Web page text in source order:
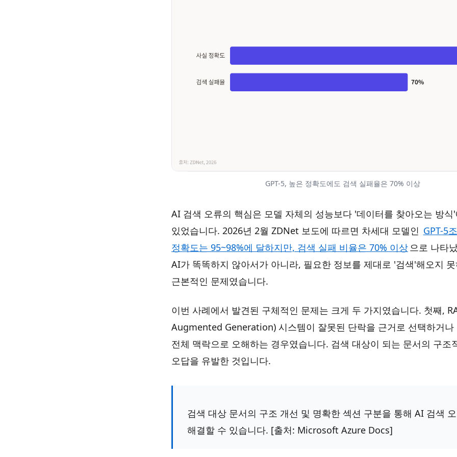
GPT-5, 높은 정확도에도 검색 실패율은 70% 이상
AI 검색 오류의 핵심은 모델 자체의 성능보다 '데이터를 찾아오는 방식
있었습니다. 2026년 2월 ZDNet 보도에 따르면 차세대 모델인 GPT-5
정확도는 95~98%에 달하지만, 검색 실패 비율은 70% 이상으로 나타
AI가 똑똑하지 않아서가 아니라, 필요한 정보를 제대로 '검색'해오지
근본적인 문제였습니다.
이번 사례에서 발견된 구체적인 문제는 크게 두 가지였습니다. 첫째,
Augmented Generation) 시스템이 잘못된 단락을 근거로 선택하거나
전체 맥락으로 오해하는 경우였습니다. 검색 대상이 되는 문서의 구조
오답을 유발한 것입니다.
검색 대상 문서의 구조 개선 및 명확한 섹션 구분을 통해 AI 검색
해결할 수 있습니다. [출처: Microsoft Azure Docs]